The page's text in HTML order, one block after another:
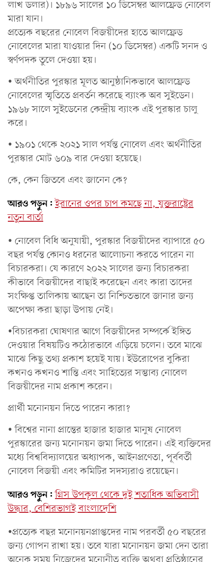
লাখ ডলার)। ১৮৯৬ সালের ১০ ডিসেম্বর আলফ্রেড নোবেল
মারা যান।
প্রত্যেক বছরের নোবেল বিজয়ীদের হাতে আলফ্রেড
নোবেলের মারা যাওয়ার দিন (১০ ডিসেম্বর) একটি সনদ ও
স্বর্ণপদক তুলে দেওয়া হয়।
• অর্থনীতির পুরস্কার মূলত আনুষ্ঠানিকভাবে আলফ্রেড
নোবেলের স্মৃতিতে প্রবর্তন করেছে ব্যাংক অব সুইডেন।
১৯৬৮ সালে সুইডেনের কেন্দ্রীয় ব্যাংক এই পুরস্কার চালু
করে।
• ১৯০১ থেকে ২০২১ সাল পর্যন্ত নোবেল এবং অর্থনীতির
পুরস্কার মোট ৬০৯ বার দেওয়া হয়েছে।
কে, কেন জিতবে এবং জানেন কে?
আরও পড়ুন: ইরানের ওপর চাপ কমছে না, যুক্তরাষ্ট্রের
নতুন বার্তা
• নোবেল বিধি অনুযায়ী, পুরস্কার বিজয়ীদের ব্যাপারে ৫০
বছর পর্যন্ত কোনও ধরনের আলোচনা করতে পারেন না
বিচারকরা। যে কারণে ২০২২ সালের জন্য বিচারকরা
কীভাবে বিজয়ীদের বাছাই করেছেন এবং কারা তাদের
সংক্ষিপ্ত তালিকায় আছেন তা নিশ্চিতভাবে জানার জন্য
অপেক্ষা করা ছাড়া উপায় নেই।
•বিচারকরা ঘোষণার আগে বিজয়ীদের সম্পর্কে ইঙ্গিত
দেওয়ার বিষয়টিও কঠোরভাবে এড়িয়ে চলেন। তবে মাঝে
মাঝে কিছু তথ্য প্রকাশ হয়েই যায়। ইউরোপের বুকিরা
কখনও কখনও শান্তি এবং সাহিত্যের সম্ভাব্য নোবেল
বিজয়ীদের নাম প্রকাশ করেন।
প্রার্থী মনোনয়ন দিতে পারেন কারা?
• বিশ্বের নানা প্রান্তের হাজার হাজার মানুষ নোবেল
পুরস্কারের জন্য মনোনয়ন জমা দিতে পারেন। এই ব্যক্তিদের
মধ্যে বিশ্ববিদ্যালয়ের অধ্যাপক, আইনপ্রণেতা, পূর্ববর্তী
নোবেল বিজয়ী এবং কমিটির সদস্যরাও রয়েছেন।
আরও পড়ুন: গ্রিস উপকূল থেকে দুই শতাধিক অভিবাসী
উদ্ধার, বেশিরভাগই বাংলাদেশি
•প্রত্যেক বছর মনোনয়নপ্রাপ্তদের নাম পরবর্তী ৫০ বছরের
জন্য গোপন রাখা হয়। তবে যারা মনোনয়ন জমা দেন তারা